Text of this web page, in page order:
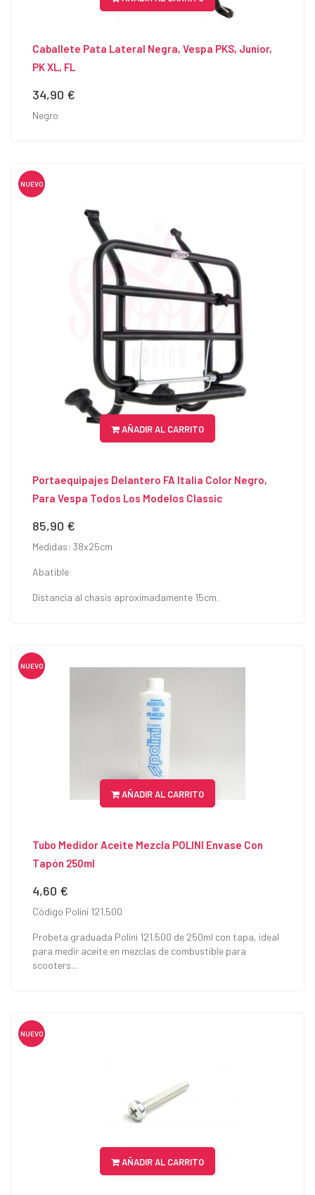
Caballete Pata Lateral Negra, Vespa PKS, Junior,
PK XL, FL
Precio
34,90 €
Negro
NUEVO
AÑADIR AL CARRITO
Portaequipajes Delantero FA Italia Color Negro,
Para Vespa Todos Los Modelos Classic
Precio
85,90 €
Medidas: 38x25cm
Abatible
Distancia al chasis aproximadamente 15cm.
NUEVO
AÑADIR AL CARRITO
Tubo Medidor Aceite Mezcla POLINI Envase Con
Tapón 250ml
Precio
4,60 €
Código Polini 121.500
Probeta graduada Polini 121.500 de 250ml con tapa, ideal
para medir aceite en mezclas de combustible para
scooters...
NUEVO
AÑADIR AL CARRITO